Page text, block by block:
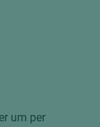
um per